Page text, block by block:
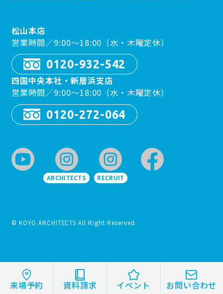
来場予約 資料請求 イベント お問い合わせ
松山本店
営業時間／9:00〜18:00（水・木曜定休）
0120-932-542
四国中央本社・新居浜支店
営業時間／9:00〜18:00（水・木曜定休）
0120-272-064
ARCHITECTS RECRUIT
© KOYO ARCHITECTS All Right Reserved.